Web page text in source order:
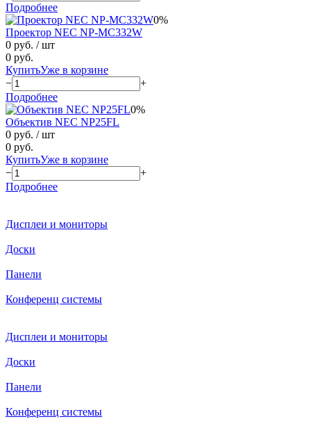
Подробнее
0%
Проектор NEC NP-MC332W
0 руб. / шт
0 руб.
КупитьУже в корзине
−
+
Подробнее
0%
Объектив NEC NP25FL
0 руб. / шт
0 руб.
КупитьУже в корзине
−
+
Подробнее
Дисплеи и мониторы
Доски
Панели
Конференц системы
Дисплеи и мониторы
Доски
Панели
Конференц системы